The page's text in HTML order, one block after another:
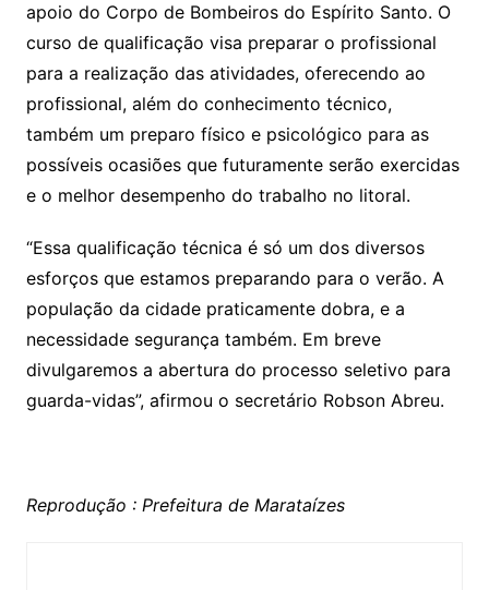
apoio do Corpo de Bombeiros do Espírito Santo. O
curso de qualificação visa preparar o profissional
para a realização das atividades, oferecendo ao
profissional, além do conhecimento técnico,
também um preparo físico e psicológico para as
possíveis ocasiões que futuramente serão exercidas
e o melhor desempenho do trabalho no litoral.
“Essa qualificação técnica é só um dos diversos
esforços que estamos preparando para o verão. A
população da cidade praticamente dobra, e a
necessidade segurança também. Em breve
divulgaremos a abertura do processo seletivo para
guarda-vidas”, afirmou o secretário Robson Abreu.
Reprodução : Prefeitura de Marataízes